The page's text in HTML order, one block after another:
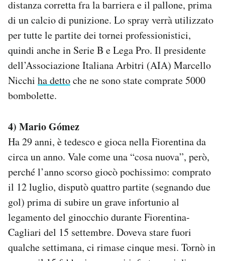
distanza corretta fra la barriera e il pallone, prima
di un calcio di punizione. Lo spray verrà utilizzato
per tutte le partite dei tornei professionistici,
quindi anche in Serie B e Lega Pro. Il presidente
dell’Associazione Italiana Arbitri (AIA) Marcello
Nicchi ha dettoche ne sono state comprate 5000
bombolette.
4) Mario Gómez
Ha 29 anni, è tedesco e gioca nella Fiorentina da
circa un anno. Vale come una “cosa nuova”, però,
perché l’anno scorso giocò pochissimo: comprato
il 12 luglio, disputò quattro partite (segnando due
gol) prima di subire un grave infortunio al
legamento del ginocchio durante Fiorentina-
Cagliari del 15 settembre. Doveva stare fuori
qualche settimana, ci rimase cinque mesi. Tornò in